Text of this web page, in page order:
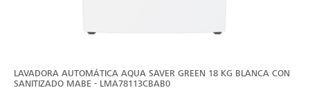
LAVADORA AUTOMÁTICA AQUA SAVER GREEN 18 KG BLANCA CON
SANITIZADO MABE - LMA78113CBAB0